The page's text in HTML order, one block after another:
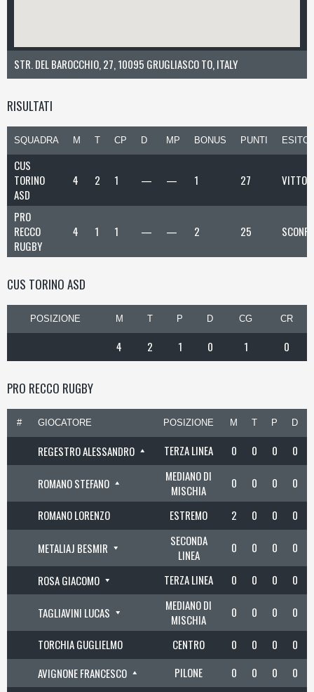
STR. DEL BAROCCHIO, 27, 10095 GRUGLIASCO TO, ITALY
RISULTATI
SQUADRA M T CP D MP BONUS PUNTI ESITO
CUS
TORINO
ASD
4 2 1 — — 1 27
PRO
RECCO
RUGBY
4 1 1 — — 2 25
CUS TORINO ASD
POSIZIONE M T P D CG CR
4 2 1 0 1 0
PRO RECCO RUGBY
# GIOCATORE POSIZIONE M T P D
REGESTRO ALESSANDRO TERZA LINEA 0 0 0 0
ROMANO STEFANO
MEDIANO DI
MISCHIA
0 0 0 0
ROMANO LORENZO ESTREMO 2 0 0 0
METALIAJ BESMIR
SECONDA
LINEA
0 0 0 0
ROSA GIACOMO TERZA LINEA 0 0 0 0
TAGLIAVINI LUCAS
MEDIANO DI
MISCHIA
0 0 0 0
TORCHIA GUGLIELMO CENTRO 0 0 0
0
AVIGNONE FRANCESCO
PILONE 0 0 0
0